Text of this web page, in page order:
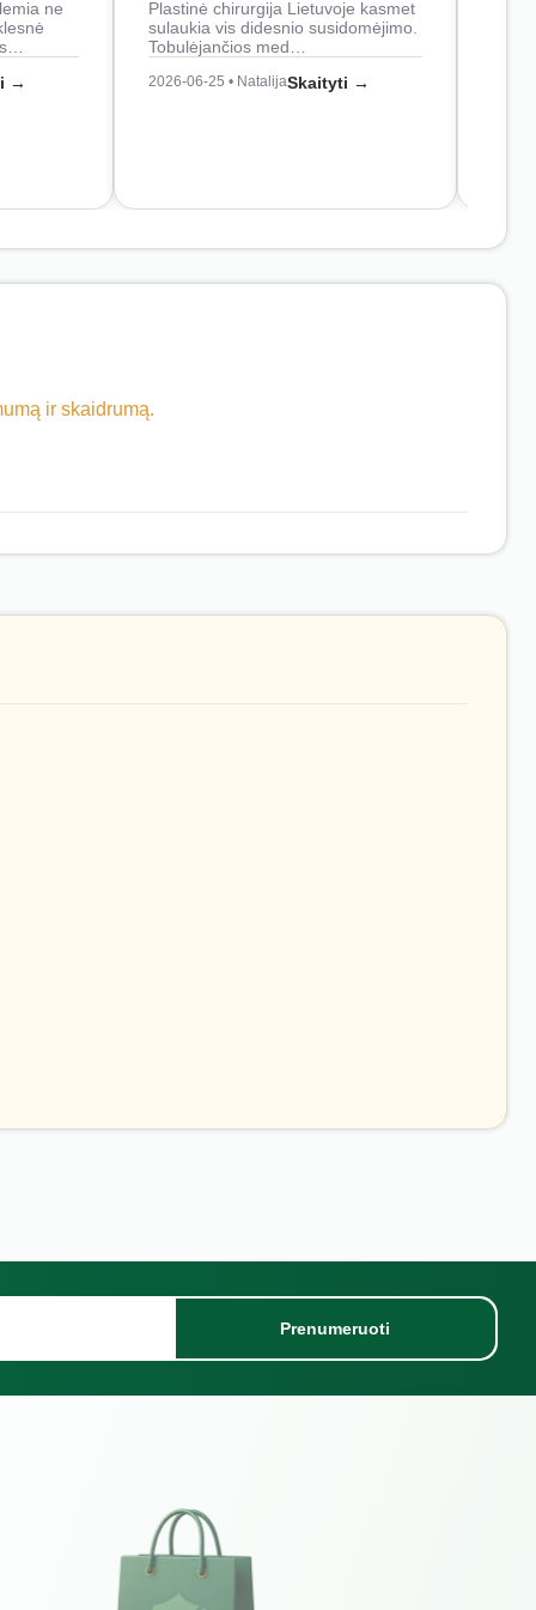
ne
→
Plastinė chirurgija Lietuvoje kasmet
sulaukia vis didesnio susidomėjimo.
Tobulėjančios med…
2026-06-25 • NatalijaSkaityti →
ir skaidrumą.
Prenumeruoti